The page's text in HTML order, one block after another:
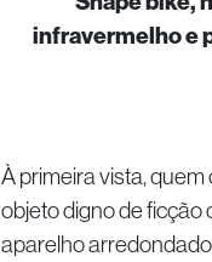
infravermelho e
À primeira vista,
objeto digno de ficção
aparelho